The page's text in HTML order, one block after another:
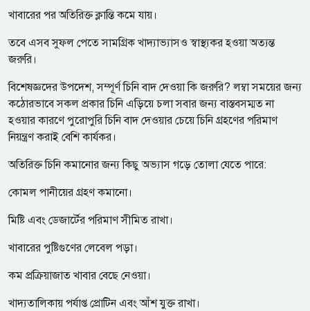
খাবারের পর অতিরিক্ত ক্লান্তি কমে যায়।
তবে এসব সুফল পেতে সামগ্রিক খাদ্যাভ্যাসও স্বাস্থ্যকর হওয়া অত্যন্ত
জরুরি।
বিশেষজ্ঞদের উপদেশ, সম্পূর্ণ চিনি বাদ দেওয়া কি জরুরি? লম্বা সময়ের জন্য
কঠোরভাবে সকল প্রকার চিনি এড়িয়ে চলা সবার জন্য বাস্তবসম্মত না
হওয়ার কারণে পুরোপুরি চিনি বাদ দেওয়ার চেয়ে চিনি গ্রহণের পরিমাণ
নিয়ন্ত্রণ করাই বেশি কার্যকর।
অতিরিক্ত চিনি কমানোর জন্য কিছু অভ্যাস গড়ে তোলা যেতে পারে:
কোমল পানীয়ের গ্রহণ কমানো।
মিষ্টি এবং ডেজার্টের পরিমাণ সীমিত রাখা।
খাবারের পুষ্টিগুণের লেবেল পড়া।
কম প্রক্রিয়াজাত খাবার বেছে নেওয়া।
খাদ্যতালিকায় পর্যাপ্ত প্রোটিন এবং আঁশ যুক্ত রাখা।